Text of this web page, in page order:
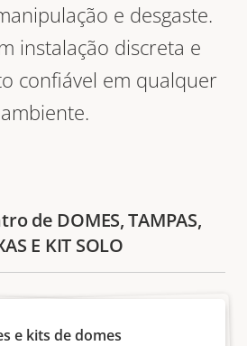
e desgaste.
instalação discreta e
confiável em qualquer
ambiente.
de DOMES, TAMPAS,
E KIT SOLO
e kits de domes